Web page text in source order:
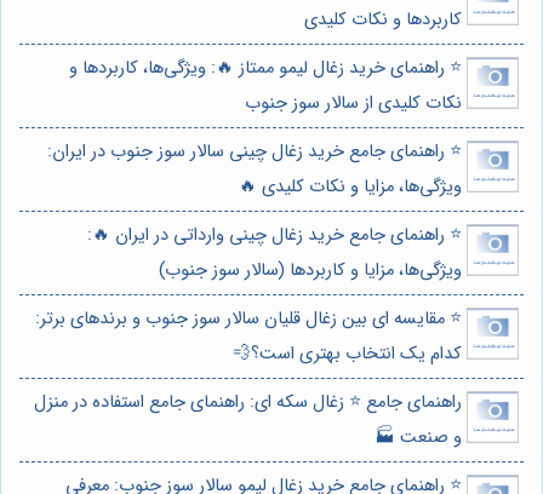
کاربردها و نکات کلیدی
⭐️ راهنمای خرید زغال لیمو ممتاز 🔥: ویژگی‌ها، کاربردها و
نکات کلیدی از سالار سوز جنوب
⭐️ راهنمای جامع خرید زغال چینی سالار سوز جنوب در ایران:
ویژگی‌ها، مزایا و نکات کلیدی 🔥
⭐️ راهنمای جامع خرید زغال چینی وارداتی در ایران 🔥:
ویژگی‌ها، مزایا و کاربردها (سالار سوز جنوب)
⭐️ مقایسه ای بین زغال قلیان سالار سوز جنوب و برندهای برتر:
کدام یک انتخاب بهتری است؟💨
راهنمای جامع ⭐️ زغال سکه ای: راهنمای جامع استفاده در منزل
و صنعت 🏭
⭐️ راهنمای جامع خرید زغال لیمو سالار سوز جنوب: معرفی